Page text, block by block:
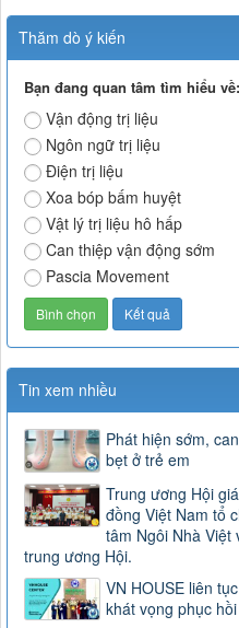
Thăm dò ý kiến
Bạn đang quan tâm tìm hiểu về:
Vận động trị liệu
Ngôn ngữ trị liệu
Điện trị liệu
Xoa bóp bấm huyệt
Vật lý trị liệu hô hấp
Can thiệp vận động sớm
Pascia Movement
Tin xem nhiều
Phát hiện sớm,
bẹt ở trẻ em
Trung ương Hội
đồng Việt Nam tổ
tâm Ngôi Nhà Việt
trung ương Hội.
VN HOUSE liên
khát vọng phục